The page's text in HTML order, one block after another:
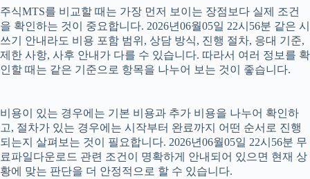
주식MTS를 비교할 때는 가장 먼저 보이는 장점보다 실제 조건
을 확인하는 것이 중요합니다. 2026년06월05일 22시56분 같은 시
쓰기 안내라도 비용 포함 범위, 상담 방식, 진행 절차, 응대 기준,
제한 사항, 사후 안내가 다를 수 있습니다. 따라서 여러 정보를 확
인할 때는 같은 기준으로 항목을 나누어 보는 것이 좋습니다.
비용이 있는 경우에는 기본 비용과 추가 비용을 나누어 확인하
고, 절차가 있는 경우에는 시작부터 완료까지 어떤 순서로 진행
되는지 살펴보는 것이 필요합니다. 2026년06월05일 22시56분 무
료파일다운로드 관련 조건이 명확하게 안내되어 있으면 현재 상
황에 맞는 판단을 더 안정적으로 할 수 있습니다.